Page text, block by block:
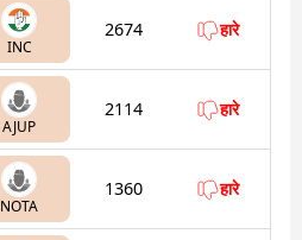
INC
2674 हारे
AJUP
2114 हारे
NOTA
1360 हारे